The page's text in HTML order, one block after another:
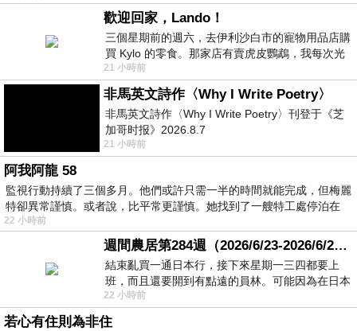
歡迎回家，Lando！
三個星期前的週六，去伊利沙白市的寵物用品店購
買 Kylo 的零食。那家店有賣虎皮鸚鵡，我每次光
顧都會去看一下。他們偶爾會引進 C
21 小時前
非馬英文詩作〈Why I Write Poetry〉
非馬英文詩作〈Why I Write Poetry〉刊登于《芝
加哥时报》2026.8.7
21 小時前
阿我阿龍 58
監視行動持續了三個多月。他們或許只需一半的時間就能完成，但梅麗
特卻異常謹慎。或者說，比平常更謹慎。她找到了一艘特工處停泊在
22 小時前
週間農居第284週（2026/6/23-2026/6/24) 夏至 金黃稻浪洋溢豐收喜悅
結束亂買一通日本行，接下來星期一三四都要上
班，而且還要開到有點遠的員林。可能因為在日本
花不少錢，星期一出門上班時，心裡沒有一
22 小時前
若心有住則為非住